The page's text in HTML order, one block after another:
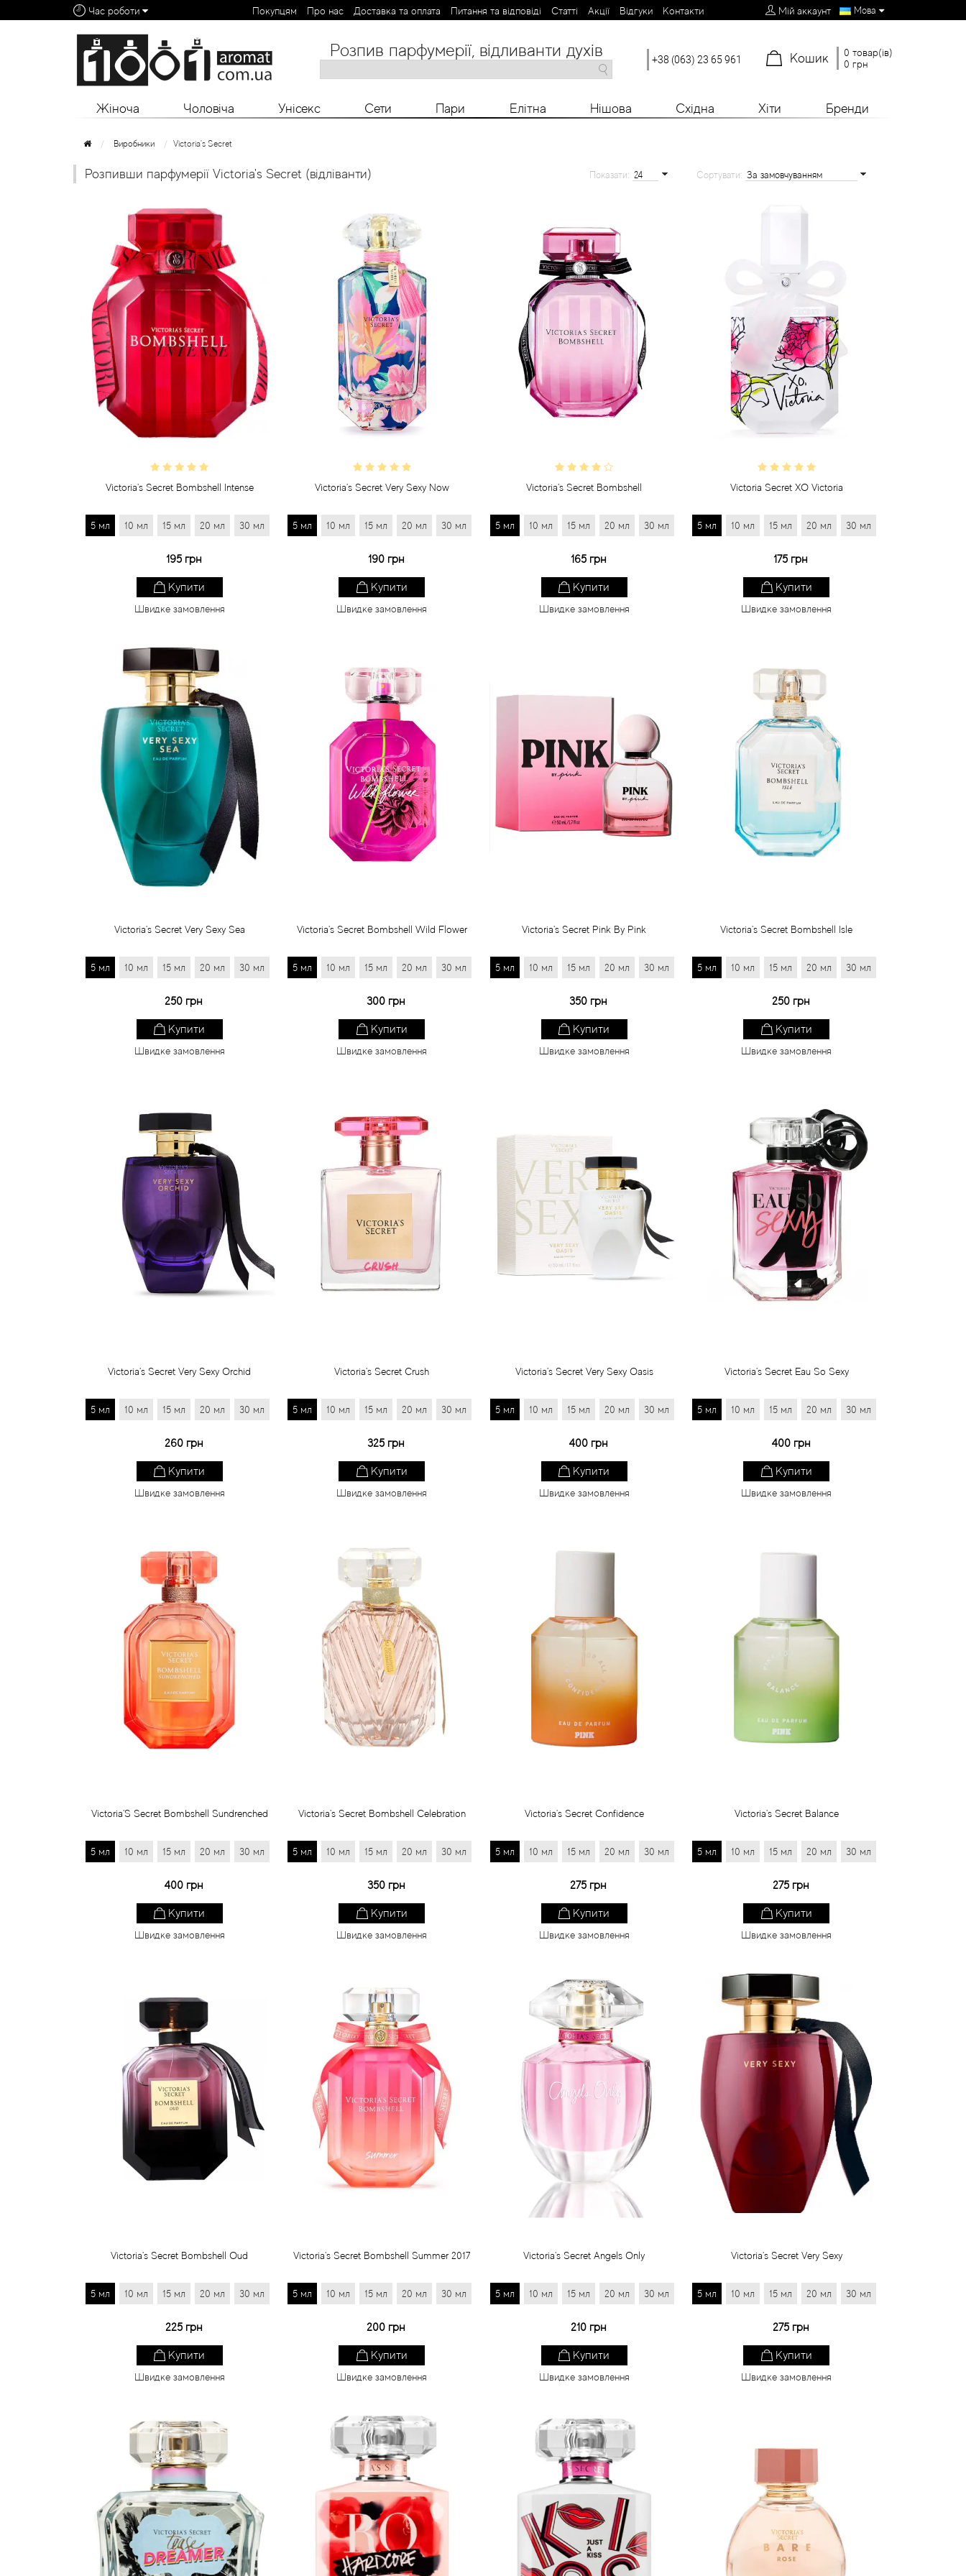
Час роботи Покупцям Про нас Доставка та оплата Питання та відповіді Статті Aкції Відгуки Контакти Мій аккаунт Мова
Алфавітний покажчик: 0 - 9 A B C D F G H M N O P R S T V X Y Z
Розпив парфумерії, відливанти духів +38 (063) 23 65 961 Кошик
0 товар(ів)
0 грн
Жіноча Чоловіча Унісекс Сети Пари Елітна Нішова Східна Хіти Бренди
Виробники Victoria's Secret
Розпивши парфумерії Victoria's Secret (відліванти) Показати: Сортувати:
Victoria's Secret Bombshell Intense
5 мл 10 мл 15 мл 20 мл 30 мл
195 грн
Купити
Швидке замовлення
Victoria's Secret Very Sexy Now
5 мл 10 мл 15 мл 20 мл 30 мл
190 грн
Купити
Швидке замовлення
Victoria's Secret Bombshell
5 мл 10 мл 15 мл 20 мл 30 мл
165 грн
Купити
Швидке замовлення
Victoria Secret XO Victoria
5 мл 10 мл 15 мл 20 мл 30 мл
175 грн
Купити
Швидке замовлення
Victoria's Secret Very Sexy Sea
5 мл 10 мл 15 мл 20 мл 30 мл
250 грн
Купити
Швидке замовлення
Victoria's Secret Bombshell Wild Flower
5 мл 10 мл 15 мл 20 мл 30 мл
300 грн
Купити
Швидке замовлення
Victoria's Secret Pink By Pink
5 мл 10 мл 15 мл 20 мл 30 мл
350 грн
Купити
Швидке замовлення
Victoria's Secret Bombshell Isle
5 мл 10 мл 15 мл 20 мл 30 мл
250 грн
Купити
Швидке замовлення
Victoria's Secret Very Sexy Orchid
5 мл 10 мл 15 мл 20 мл 30 мл
260 грн
Купити
Швидке замовлення
Victoria's Secret Crush
5 мл 10 мл 15 мл 20 мл 30 мл
325 грн
Купити
Швидке замовлення
Victoria's Secret Very Sexy Oasis
5 мл 10 мл 15 мл 20 мл 30 мл
400 грн
Купити
Швидке замовлення
Victoria's Secret Eau So Sexy
5 мл 10 мл 15 мл 20 мл 30 мл
400 грн
Купити
Швидке замовлення
Victoria'S Secret Bombshell Sundrenched
5 мл 10 мл 15 мл 20 мл 30 мл
400 грн
Купити
Швидке замовлення
Victoria's Secret Bombshell Celebration
5 мл 10 мл 15 мл 20 мл 30 мл
350 грн
Купити
Швидке замовлення
Victoria's Secret Confidence
5 мл 10 мл 15 мл 20 мл 30 мл
275 грн
Купити
Швидке замовлення
Victoria's Secret Balance
5 мл 10 мл 15 мл 20 мл 30 мл
275 грн
Купити
Швидке замовлення
Victoria's Secret Bombshell Oud
5 мл 10 мл 15 мл 20 мл 30 мл
225 грн
Купити
Швидке замовлення
Victoria's Secret Bombshell Summer 2017
5 мл 10 мл 15 мл 20 мл 30 мл
200 грн
Купити
Швидке замовлення
Victoria's Secret Angels Only
5 мл 10 мл 15 мл 20 мл 30 мл
210 грн
Купити
Швидке замовлення
Victoria's Secret Very Sexy
5 мл 10 мл 15 мл 20 мл 30 мл
275 грн
Купити
Швидке замовлення